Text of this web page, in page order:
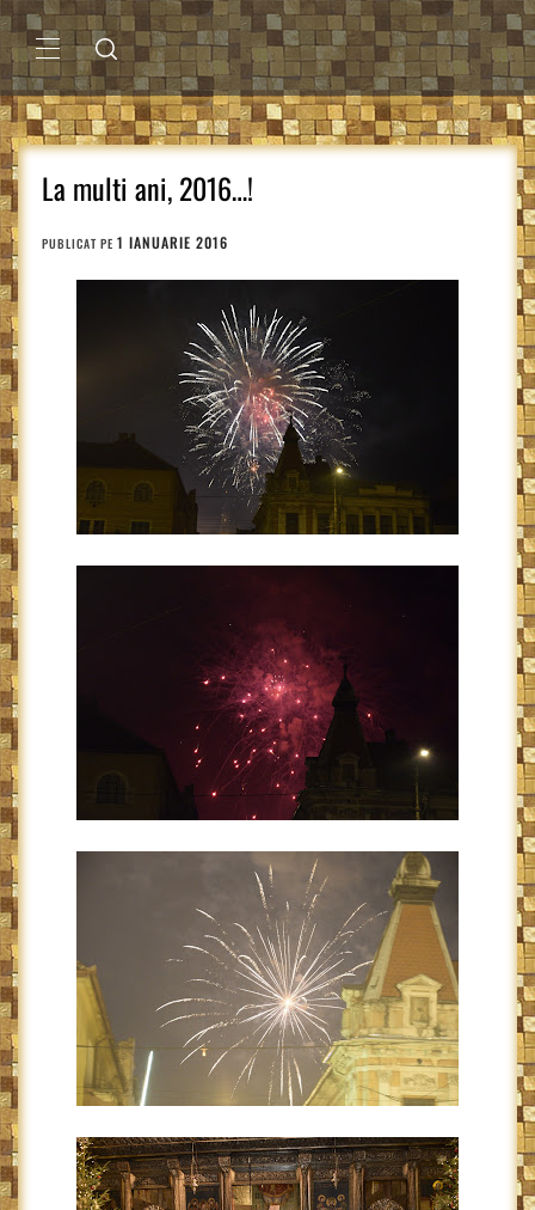
Sari
la
conținutMENIU
PRINCIPAL
La multi ani, 2016…!
PUBLICAT PE 1 IANUARIE 2016